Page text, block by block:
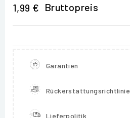
1,99 € Bruttopreis
Garantien
Rückerstattungsrichtlinie
Lieferpolitik